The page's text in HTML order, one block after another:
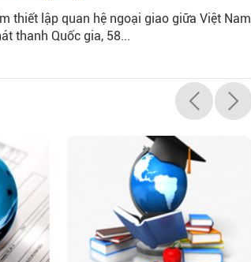
thiết lập quan hệ ngoại giao giữa Việt Nam
thanh Quốc gia, 58...